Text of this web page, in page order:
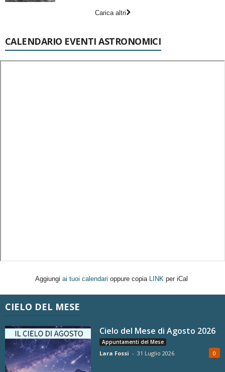
Carica altri
CALENDARIO EVENTI ASTRONOMICI
Aggiungi ai tuoi calendari oppure copia LINK per iCal
CIELO DEL MESE
Cielo del Mese di Agosto 2026
Appuntamenti del Mese
Lara Fossi - 31 Luglio 2026 0